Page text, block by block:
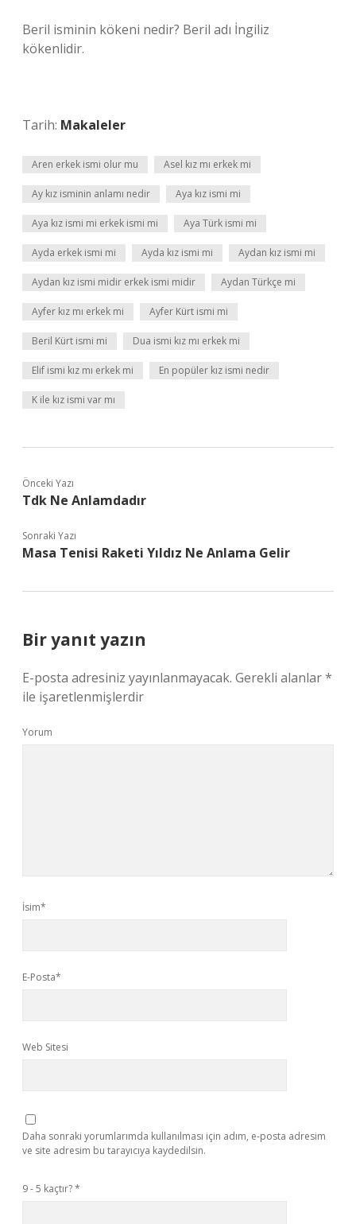
Beril isminin kökeni nedir? Beril adı İngiliz
kökenlidir.
Tarih: Makaleler
Aren erkek ismi olur mu Asel kız mı erkek mi
Ay kız isminin anlamı nedir Aya kız ismi mi
Aya kız ismi mi erkek ismi mi Aya Türk ismi mi
Ayda erkek ismi mi Ayda kız ismi mi Aydan kız ismi mi
Aydan kız ismi midir erkek ismi midir Aydan Türkçe mi
Ayfer kız mı erkek mi Ayfer Kürt ismi mi
Beril Kürt ismi mi Dua ismi kız mı erkek mi
Elif ismi kız mı erkek mi En popüler kız ismi nedir
K ile kız ismi var mı
Önceki Yazı
Tdk Ne Anlamdadır
Sonraki Yazı
Masa Tenisi Raketi Yıldız Ne Anlama Gelir
Bir yanıt yazın
E-posta adresiniz yayınlanmayacak. Gerekli alanlar*
ile işaretlenmişlerdir
Yorum
İsim*
E-Posta*
Web Sitesi
Daha sonraki yorumlarımda kullanılması için adım, e-posta adresim
ve site adresim bu tarayıcıya kaydedilsin.
9 - 5 kaçtır?*